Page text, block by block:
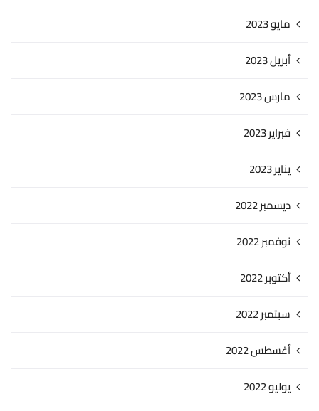
مايو 2023
أبريل 2023
مارس 2023
فبراير 2023
يناير 2023
ديسمبر 2022
نوفمبر 2022
أكتوبر 2022
سبتمبر 2022
أغسطس 2022
يوليو 2022